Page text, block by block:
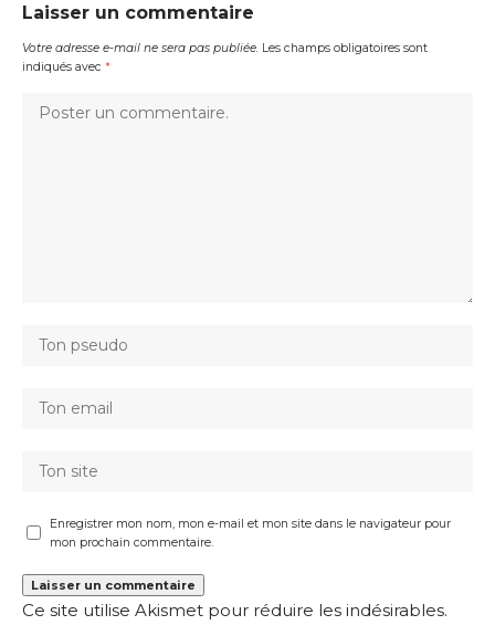
Laisser un commentaire
Votre adresse e-mail ne sera pas publiée. Les champs obligatoires sont
indiqués avec *
Enregistrer mon nom, mon e-mail et mon site dans le navigateur pour
mon prochain commentaire.
Ce site utilise Akismet pour réduire les indésirables.